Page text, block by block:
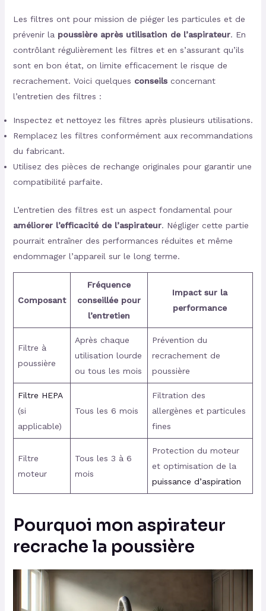
Les filtres ont pour mission de piéger les particules et de
prévenir la poussière après utilisation de l’aspirateur. En
contrôlant régulièrement les filtres et en s’assurant qu’ils
sont en bon état, on limite efficacement le risque de
recrachement. Voici quelques conseils concernant
l’entretien des filtres :
Inspectez et nettoyez les filtres après plusieurs utilisations.
Remplacez les filtres conformément aux recommandations
du fabricant.
Utilisez des pièces de rechange originales pour garantir une
compatibilité parfaite.
L’entretien des filtres est un aspect fondamental pour
améliorer l’efficacité de l’aspirateur. Négliger cette partie
pourrait entraîner des performances réduites et même
endommager l’appareil sur le long terme.
Composant
Fréquence
conseillée pour
l’entretien
Impact sur la
performance
Filtre à
poussière
Après chaque
utilisation lourde
ou tous les mois
Prévention du
recrachement de
poussière
Filtre HEPA
(si
applicable)
Tous les 6 mois
Filtration des
allergènes et particules
fines
Filtre
moteur
Tous les 3 à 6
mois
Protection du moteur
et optimisation de la
puissance d’aspiration
Pourquoi mon aspirateur
recrache la poussière